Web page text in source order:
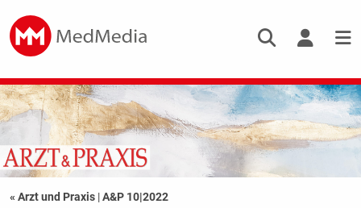
« Arzt und Praxis |A&P 10|2022